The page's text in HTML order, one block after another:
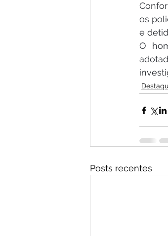
os
e
O
Posts recentes